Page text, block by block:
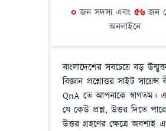
0জন সদস্য এবং 56জন
অনলাইনে
বাংলাদেশের সবচেয়ে বড় উন্মুক্ত
বিজ্ঞান প্রশ্নোত্তর সাইট সায়েন্স
QnA তে আপনাকে স্বাগতম।
যে কেউ প্রশ্ন, উত্তর দিতে
উত্তর গ্রহণের ক্ষেত্রে অবশ্যই